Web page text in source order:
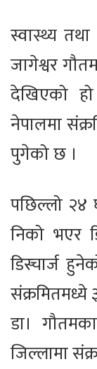
स्वास्थ्य
जागेश्वर
देखिएको
नेपालमा
पुगेको छ ।
पछिल्लो २४
निको भएर
डिस्चार्ज
संक्रमितमध्ये
डा।
जिल्लामा